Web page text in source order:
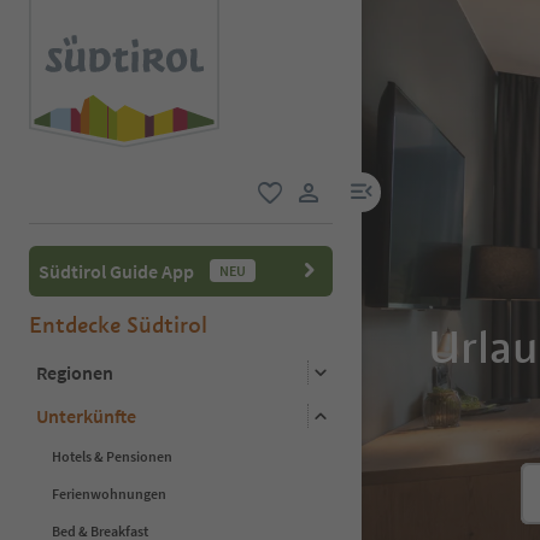
user link
menu link
Südtirol Guide App NEU
Entdecke Südtirol
Regionen
Unterkünfte
Hotels & Pensionen
Ferienwohnungen
Bed & Breakfast